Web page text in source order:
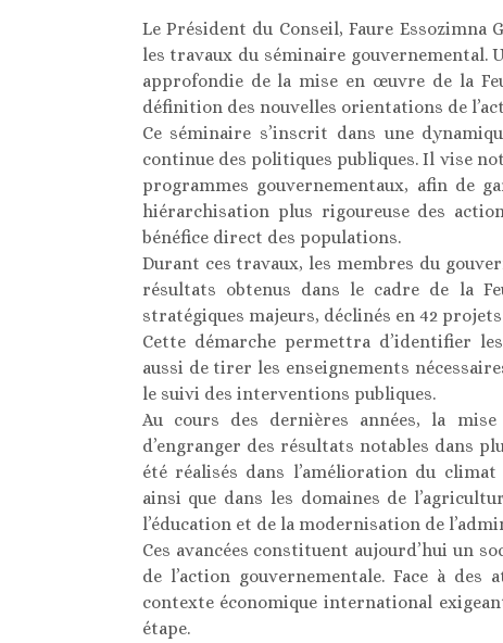
Le Président du Conseil, Faure Essozimna
les travaux du séminaire gouvernemental.
approfondie de la mise en œuvre de la
définition des nouvelles orientations de
Ce séminaire s’inscrit dans une
continue des politiques publiques. Il vise
programmes gouvernementaux, afin de
hiérarchisation plus rigoureuse des
bénéfice direct des populations.
Durant ces travaux, les membres du
résultats obtenus dans le cadre de la
stratégiques majeurs, déclinés en 42
Cette démarche permettra d’identifier
aussi de tirer les enseignements
le suivi des interventions publiques.
Au cours des dernières années, la
d’engranger des résultats notables dans
été réalisés dans l’amélioration du
ainsi que dans les domaines de
l’éducation et de la modernisation de
Ces avancées constituent aujourd’hui un
de l’action gouvernementale. Face à
contexte économique international
étape.